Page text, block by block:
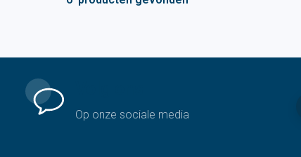
Op onze sociale media